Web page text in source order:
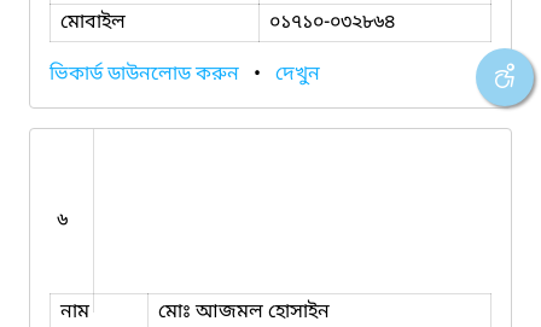
মোবাইল
০১৭১০-০৩২৮৬৪
ভিকার্ড ডাউনলোড করুন • দেখুন
৬
নাম
মোঃ আজমল হোসাইন